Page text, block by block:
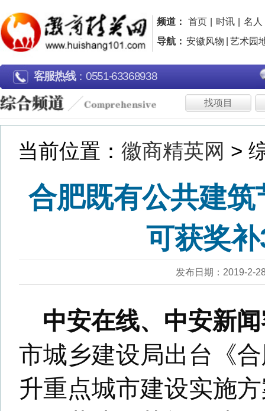
频道： 首页 时讯 名人 | 名企 名片 品牌 |
导航：安徽风物
找项目 生
当前位置：徽商精英网 > 综合频道 >
合肥既有公共建筑节能改
可获奖补300万
发布日期：2019-2-28 浏览：8567
中安在线、中安新闻客户端讯
市城乡建设局出台《合肥市公
升重点城市建设实施方案》。
有公共建筑节能改造项目可申
最高可获得300万元。
据悉，合肥市需于
成既有公共建筑节能改造面积